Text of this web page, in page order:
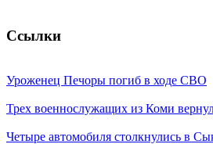
Ссылки
Уроженец Печоры погиб в ходе СВО
Трех военнослужащих из Коми
Четыре автомобиля столкнулись в